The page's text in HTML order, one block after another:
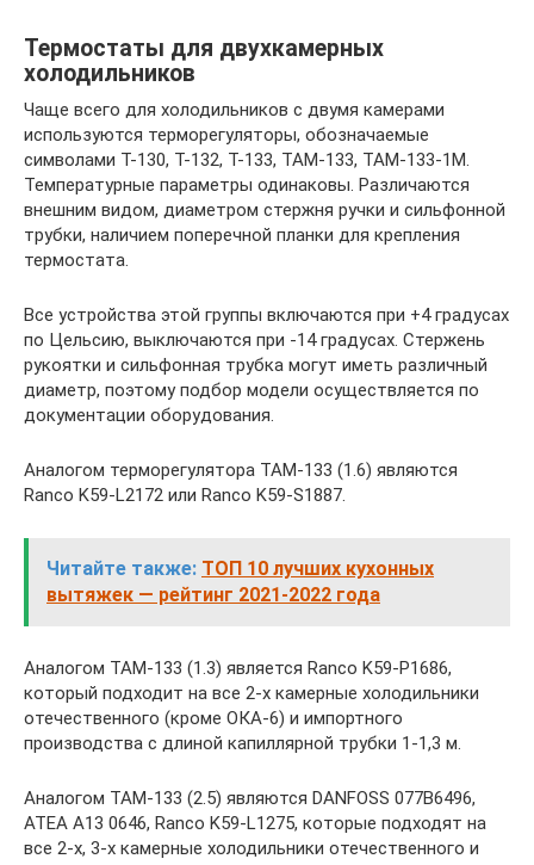
Термостаты для двухкамерных
холодильников
Чаще всего для холодильников с двумя камерами
используются терморегуляторы, обозначаемые
символами Т-130, Т-132, Т-133, ТАМ-133, ТАМ-133-1М.
Температурные параметры одинаковы. Различаются
внешним видом, диаметром стержня ручки и сильфонной
трубки, наличием поперечной планки для крепления
термостата.
Все устройства этой группы включаются при +4 градусах
по Цельсию, выключаются при -14 градусах. Стержень
рукоятки и сильфонная трубка могут иметь различный
диаметр, поэтому подбор модели осуществляется по
документации оборудования.
Аналогом терморегулятора ТАМ-133 (1.6) являются
Ranco K59-L2172 или Ranco K59-S1887.
Читайте также: ТОП 10 лучших кухонных
вытяжек — рейтинг 2021-2022 года
Аналогом ТАМ-133 (1.3) является Ranco K59-P1686,
который подходит на все 2-х камерные холодильники
отечественного (кроме ОКА-6) и импортного
производства с длиной капиллярной трубки 1-1,3 м.
Аналогом ТАМ-133 (2.5) являются DANFOSS 077B6496,
ATEA A13 0646, Ranco K59-L1275, которые подходят на
все 2-х, 3-х камерные холодильники отечественного и